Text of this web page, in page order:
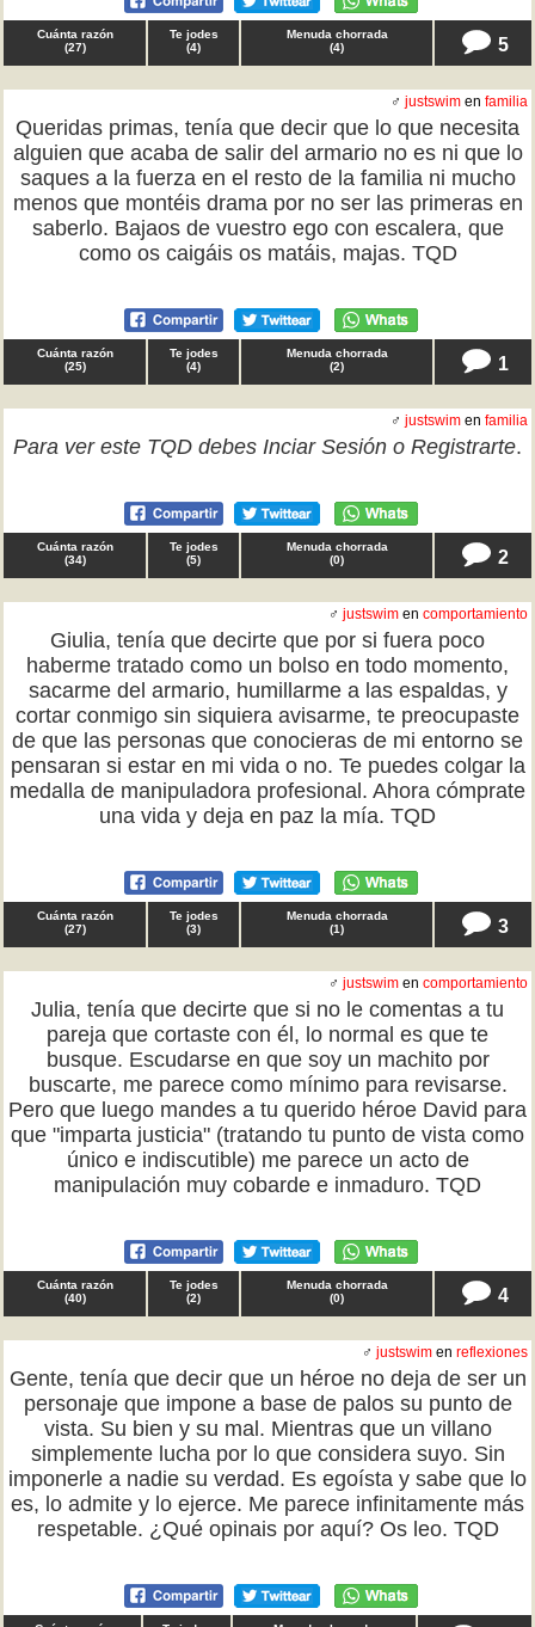
Cuánta razón
(27)
Te jodes
(4)
Menuda chorrada
(4) 5
♂ justswim en familia
Queridas primas, tenía que decir que lo que necesita
alguien que acaba de salir del armario no es ni que lo
saques a la fuerza en el resto de la familia ni mucho
menos que montéis drama por no ser las primeras en
saberlo. Bajaos de vuestro ego con escalera, que
como os caigáis os matáis, majas. TQD
Cuánta razón
(25)
Te jodes
(4)
Menuda chorrada
(2) 1
♂ justswim en familia
Para ver este TQD debes Inciar Sesión o Registrarte.
Cuánta razón
(34)
Te jodes
(5)
Menuda chorrada
(0) 2
♂ justswim en comportamiento
Giulia, tenía que decirte que por si fuera poco
haberme tratado como un bolso en todo momento,
sacarme del armario, humillarme a las espaldas, y
cortar conmigo sin siquiera avisarme, te preocupaste
de que las personas que conocieras de mi entorno se
pensaran si estar en mi vida o no. Te puedes colgar la
medalla de manipuladora profesional. Ahora cómprate
una vida y deja en paz la mía. TQD
Cuánta razón
(27)
Te jodes
(3)
Menuda chorrada
(1) 3
♂ justswim en comportamiento
Julia, tenía que decirte que si no le comentas a tu
pareja que cortaste con él, lo normal es que te
busque. Escudarse en que soy un machito por
buscarte, me parece como mínimo para revisarse.
Pero que luego mandes a tu querido héroe David para
que "imparta justicia" (tratando tu punto de vista como
único e indiscutible) me parece un acto de
manipulación muy cobarde e inmaduro. TQD
Cuánta razón
(40)
Te jodes
(2)
Menuda chorrada
(0) 4
♂ justswim en reflexiones
Gente, tenía que decir que un héroe no deja de ser un
personaje que impone a base de palos su punto de
vista. Su bien y su mal. Mientras que un villano
simplemente lucha por lo que considera suyo. Sin
imponerle a nadie su verdad. Es egoísta y sabe que lo
es, lo admite y lo ejerce. Me parece infinitamente más
respetable. ¿Qué opinais por aquí? Os leo. TQD